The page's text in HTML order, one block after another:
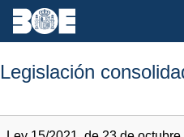
Legislación